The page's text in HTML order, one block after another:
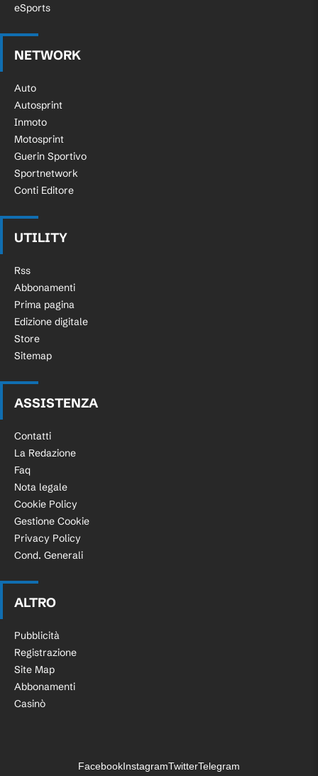
eSports
NETWORK
Auto
Autosprint
Inmoto
Motosprint
Guerin Sportivo
Sportnetwork
Conti Editore
UTILITY
Rss
Abbonamenti
Prima pagina
Edizione digitale
Store
Sitemap
ASSISTENZA
Contatti
La Redazione
Faq
Nota legale
Cookie Policy
Gestione Cookie
Privacy Policy
Cond. Generali
ALTRO
Pubblicità
Registrazione
Site Map
Abbonamenti
Casinò
FacebookInstagramTwitterTelegram